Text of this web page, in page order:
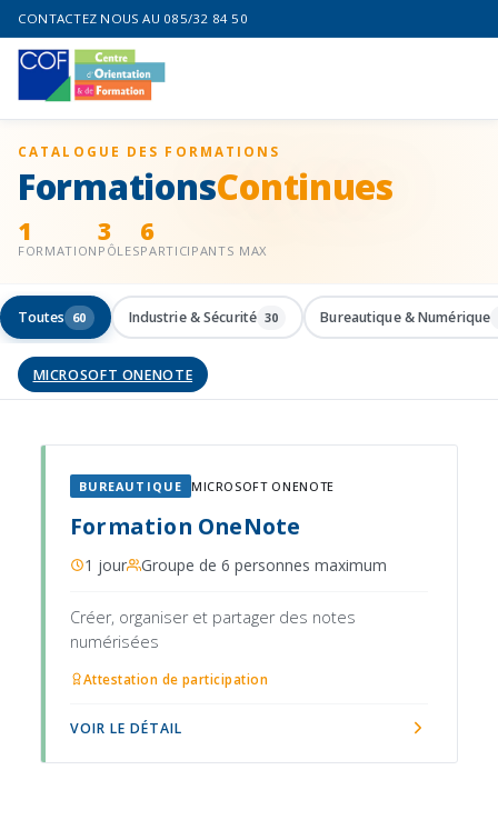
CONTACTEZ NOUS AU 085/32 84 50
CATALOGUE DES FORMATIONS
FormationsContinues
1
FORMATION
3
PÔLES
6
PARTICIPANTS MAX
Toutes 60 Industrie & Sécurité 30 Bureautique & Numérique
MICROSOFT ONENOTE
BUREAUTIQUE MICROSOFT ONENOTE
Formation OneNote
1 jour Groupe de 6 personnes maximum
Créer, organiser et partager des notes
numérisées
Attestation de participation
VOIR LE DÉTAIL